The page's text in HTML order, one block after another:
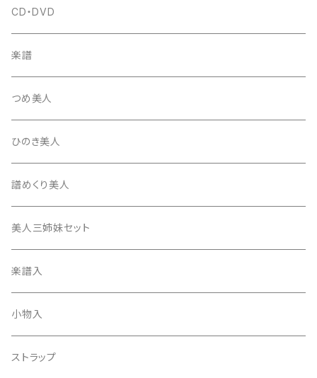
柱入
平柱入
三角柱入
琴台
13絃用琴台（低）
13絃用琴台（高）
桐柱箱
消音フェルト
長唄駒
爪駒入
撥入
一丁撥入
三角撥入（ファスナー式）
撥
長唄・民謡撥
地唄撥
撥さや
撥滑り止めゴム
ひざゴム・胴ゴム・おひざもと
天神袋
天神巾着
指すり
チューナー・メトロノーム
CD・DVD
楽譜
つめ美人
ひのき美人
譜めくり美人
美人三姉妹セット
楽譜入
小物入
ストラップ